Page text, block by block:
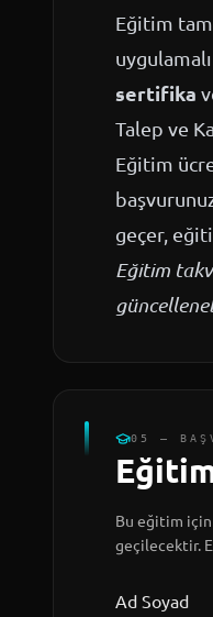
Eğitim
sertifika
Talep ve
Eğitim
geçer,
Eğitim
05 —
Bu eğitim için
geçilecektir.
Ad Soyad